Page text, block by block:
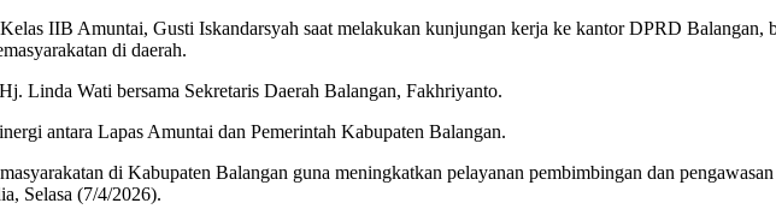
IIB Amuntai, Gusti Iskandarsyah saat melakukan kunjungan kerja ke kantor DPRD
di daerah.
Linda Wati bersama Sekretaris Daerah Balangan, Fakhriyanto.
antara Lapas Amuntai dan Pemerintah Kabupaten Balangan.
di Kabupaten Balangan guna meningkatkan pelayanan pembimbingan dan
Selasa (7/4/2026).